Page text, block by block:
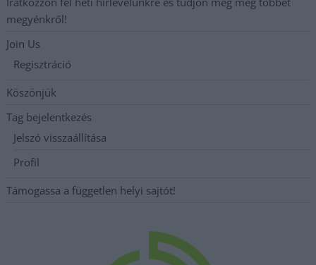
megyénkről!
Join Us
Regisztráció
Köszönjük
Tag bejelentkezés
Jelszó visszaállítása
Profil
Támogassa a független helyi sajtót!